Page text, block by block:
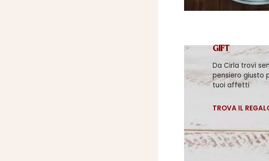
GIFT
Da Cirla trovi
pensiero giusto
tuoi affetti
TROVA IL